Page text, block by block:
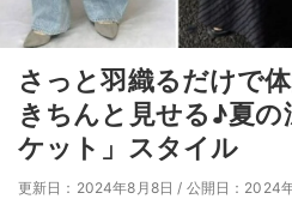
さっと羽織るだけで
きちんと見せる♪夏の
ケット」スタイル
更新日：2024年8月8日 / 公開日：2024